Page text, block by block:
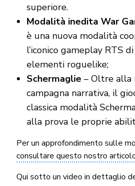
superiore.
Modalità inedita War
è una nuova modalità
l’iconico gameplay RTS
elementi roguelike;
Schermaglie– Oltre alla
campagna narrativa, il
classica modalità
alla prova le proprie
Per un approfondimento sulle
consultare questo nostro
Qui sotto un video in dettaglio